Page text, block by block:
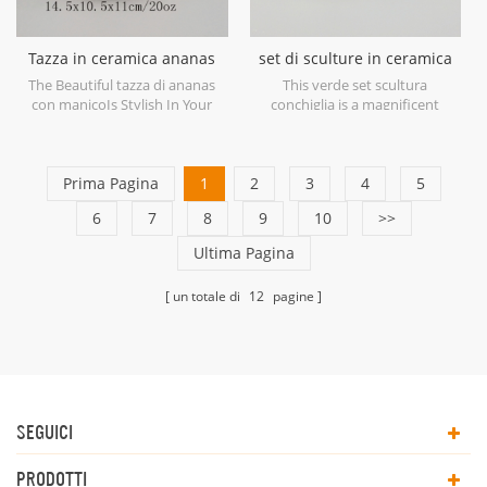
Tazza in ceramica ananas
con manico dorato
The Beautiful tazza di ananas
con manicoIs Stylish In Your
set di sculture in ceramica
verde con guscio
This verde set scultura
conchiglia is a magnificent
Prima Pagina 1 2 3 4
5
6
7 8 9 10
>>
Ultima Pagina
un totale di 12 pagine
SEGUICI
PRODOTTI